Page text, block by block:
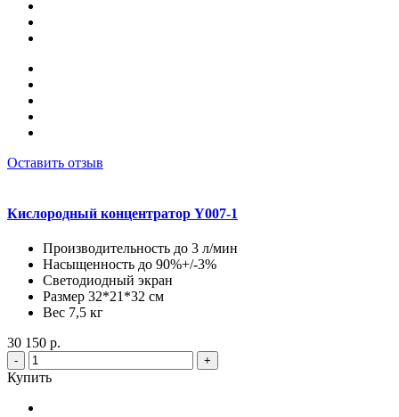
Оставить отзыв
Кислородный концентратор Y007-1
Производительность до 3 л/мин
Насыщенность до 90%+/-3%
Светодиодный экран
Размер 32*21*32 см
Вес 7,5 кг
30 150 р.
- +
Купить